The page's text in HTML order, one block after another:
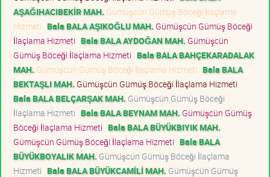
AŞAĞIHACIBEKİR MAH. Gümüşcün Gümüş Böceği İlaçlama
Hizmeti Bala BALA AŞIKOĞLU MAH. Gümüşcün Gümüş Böceği
İlaçlama Hizmeti Bala BALA AYDOĞAN MAH. Gümüşcün
Gümüş Böceği İlaçlama Hizmeti Bala BALA BAHÇEKARADALAK
MAH. Gümüşcün Gümüş Böceği İlaçlama Hizmeti Bala BALA
BEKTAŞLI MAH. Gümüşcün Gümüş Böceği İlaçlama Hizmeti
Bala BALA BELÇARŞAK MAH. Gümüşcün Gümüş Böceği
İlaçlama Hizmeti Bala BALA BEYNAM MAH. Gümüşcün Gümüş
Böceği İlaçlama Hizmeti Bala BALA BÜYÜKBIYIK MAH.
Gümüşcün Gümüş Böceği İlaçlama Hizmeti Bala BALA
BÜYÜKBOYALIK MAH. Gümüşcün Gümüş Böceği İlaçlama
Hizmeti Bala BALA BÜYÜKCAMİLİ MAH. Gümüşcün Gümüş